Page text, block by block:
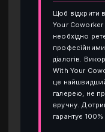
Щоб відкрити
Your Coworker
необхідно
діалогів.
With Your
це
галерею, не
вручну.
гарантує